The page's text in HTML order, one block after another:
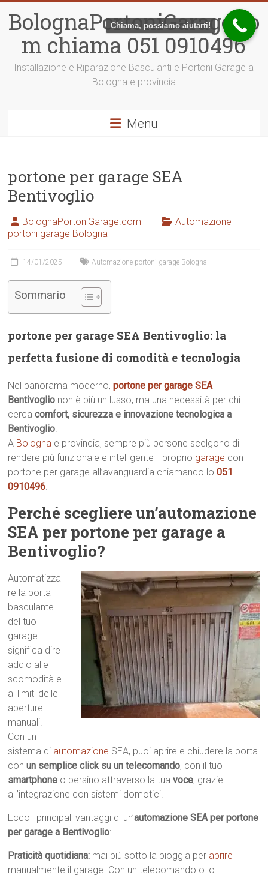
contenuto
BolognaPortoniGarage.co
m chiama 051 0910496
Installazione e Riparazione Basculanti e Portoni Garage a
Bologna e provincia
Menu
portone per garage SEA
Bentivoglio
BolognaPortoniGarage.com
Automazione
portoni garage Bologna
14/01/2025 Automazione portoni garage Bologna
Sommario
portone per garage SEA Bentivoglio: la
perfetta fusione di comodità e tecnologia
Nel panorama moderno,portone per garage SEA
Bentivoglio non è più un lusso, ma una necessità per chi
cercacomfort, sicurezza e innovazione tecnologica a
Bentivoglio.
A Bologna e provincia, sempre più persone scelgono di
rendere più funzionale e intelligente il proprio garage con
portone per garage all’avanguardia chiamando lo051
0910496.
Perché scegliere un’automazione
SEA per portone per garage a
Bentivoglio?
Automatizza
re la porta
basculante
del tuo
garage
significa dire
addio alle
scomodità e
ai limiti delle
aperture
manuali.
Con un
sistema di automazione SEA, puoi aprire e chiudere la porta
conun semplice click su un telecomando, con il tuo
smartphone o persino attraverso la tuavoce, grazie
all’integrazione con sistemi domotici.
Ecco i principali vantaggi di un’automazione SEA per portone
per garage a Bentivoglio:
Praticità quotidiana: mai più sotto la pioggia per aprire
manualmente il garage. Con un telecomando o lo
Chiama, possiamo aiutarti!